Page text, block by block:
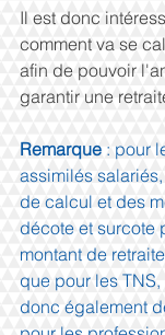
Il est donc
comment va se
afin de pouvoir
garantir une
Remarque : pour
assimilés
de calcul et des
décote et surcote
montant de
que pour les
donc également